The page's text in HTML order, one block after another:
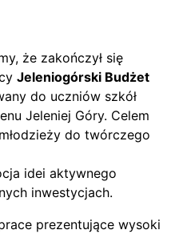
że zakończył się
Jeleniogórski Budżet
do uczniów szkół
Jeleniej Góry. Celem
do twórczego
idei aktywnego
inwestycjach.
prezentujące wysoki